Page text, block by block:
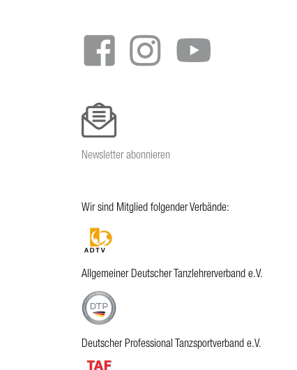
Newsletter abonnieren
Wir sind Mitglied folgender Verbände:
Allgemeiner Deutscher Tanzlehrerverband e.V.
Deutscher Professional Tanzsportverband e.V.